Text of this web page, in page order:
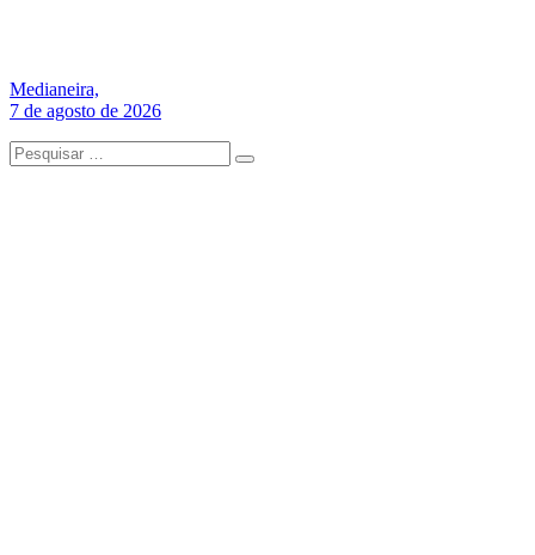
Medianeira,
7 de agosto de 2026